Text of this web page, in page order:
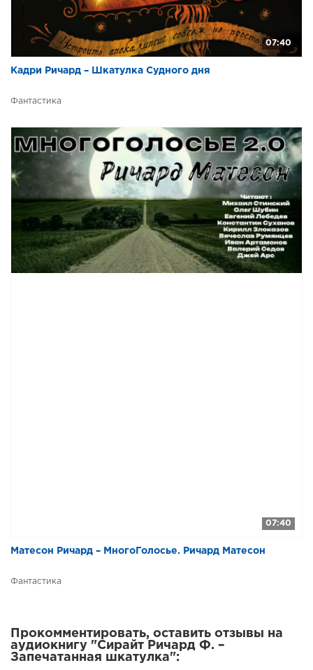
07:40
Кадри Ричард – Шкатулка Судного дня
Фантастика
07:40
Матесон Ричард – МногоГолосье. Ричард Матесон
Фантастика
Прокомментировать, оставить отзывы на
аудиокнигу "Сирайт Ричард Ф. –
Запечатанная шкатулка":